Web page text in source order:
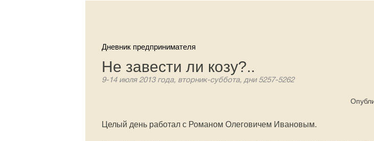
Дневник предпринимателя
Не завести ли козу?..
9-14 июля 2013 года, вторник-суббота, дни 5257-5262
Целый день работал с Романом Олеговичем Ивановым.